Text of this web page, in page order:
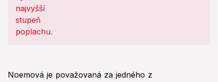
Noemová je považovaná za jedného z